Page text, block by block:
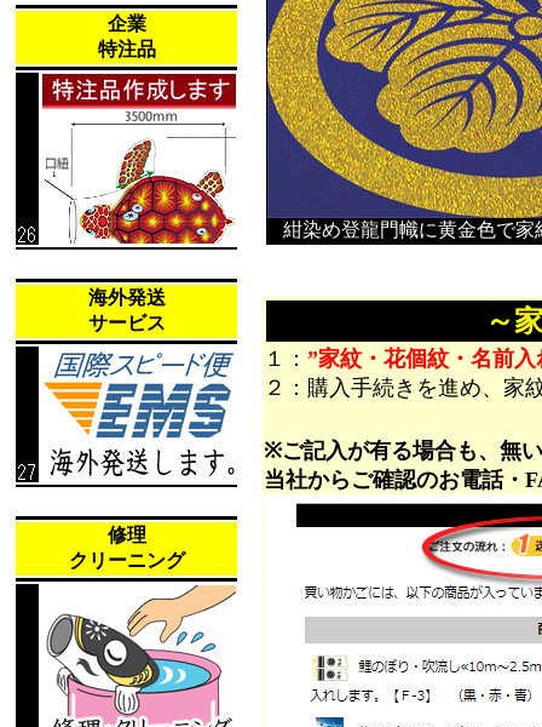
企業
特注品
海外発送
サービス
修理
クリーニング
紺染め登龍門幟に黄金色で家
～
１： ”家紋・花個紋・名前入
２：購入手続きを進め、家
※ご記入が有る場合も、無
当社からご確認のお電話・